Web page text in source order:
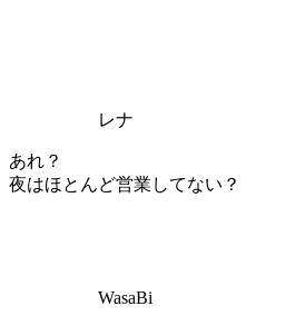
レナ
あれ？
夜はほとんど営業してない？
WasaBi